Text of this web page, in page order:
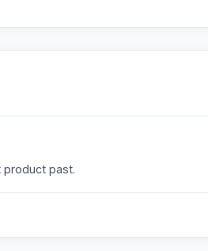
past.